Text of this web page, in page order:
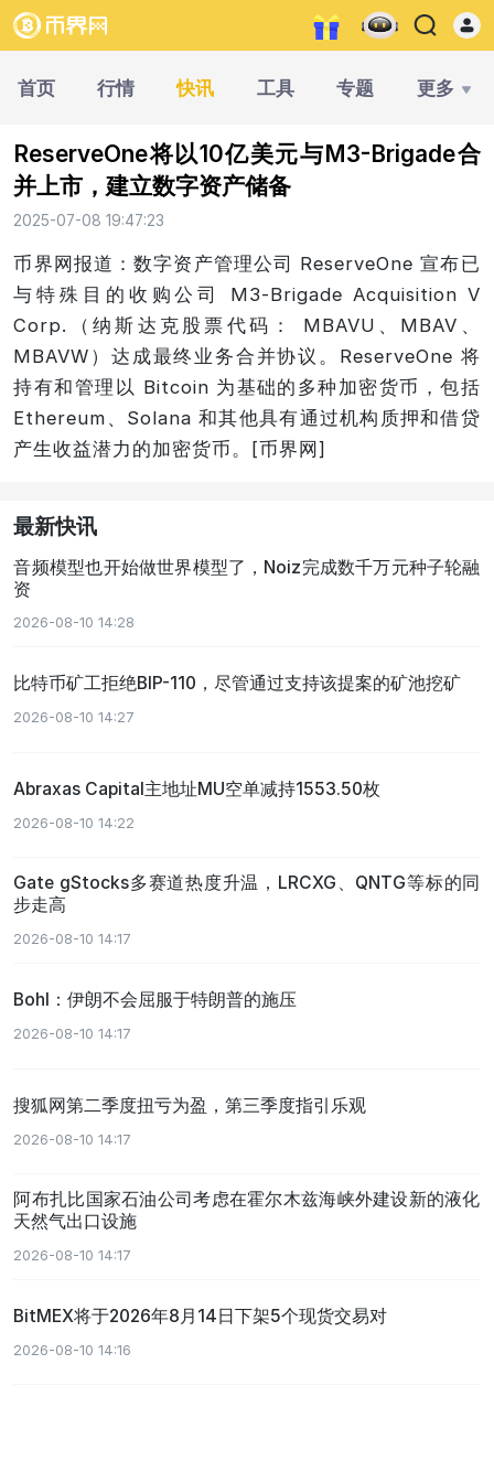
首页 行情 快讯 工具 专题 更多
ReserveOne将以10亿美元与M3-Brigade合
并上市，建立数字资产储备
2025-07-08 19:47:23
币界网报道：数字资产管理公司 ReserveOne 宣布已
与特殊目的收购公司 M3-Brigade Acquisition V
Corp.（纳斯达克股票代码： MBAVU、MBAV、
MBAVW）达成最终业务合并协议。ReserveOne 将
持有和管理以 Bitcoin 为基础的多种加密货币，包括
Ethereum、Solana 和其他具有通过机构质押和借贷
产生收益潜力的加密货币。[币界网]
最新快讯
音频模型也开始做世界模型了，Noiz完成数千万元种子轮融
资
2026-08-10 14:28
比特币矿工拒绝BIP-110，尽管通过支持该提案的矿池挖矿
2026-08-10 14:27
Abraxas Capital主地址MU空单减持1553.50枚
2026-08-10 14:22
Gate gStocks多赛道热度升温，LRCXG、QNTG等标的同
步走高
2026-08-10 14:17
Bohl：伊朗不会屈服于特朗普的施压
2026-08-10 14:17
搜狐网第二季度扭亏为盈，第三季度指引乐观
2026-08-10 14:17
阿布扎比国家石油公司考虑在霍尔木兹海峡外建设新的液化
天然气出口设施
2026-08-10 14:17
BitMEX将于2026年8月14日下架5个现货交易对
2026-08-10 14:16